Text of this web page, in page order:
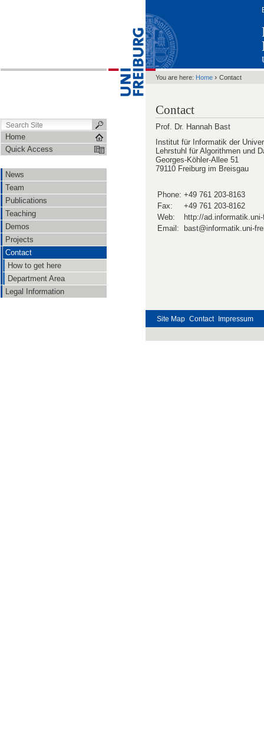
Home
Quick Access
News
Team
Publications
Teaching
Demos
Projects
Contact
How to get here
Department Area
Legal Information
You are here: Home › Contact
Contact
Prof. Dr. Hannah Bast
Institut für Informatik der
Lehrstuhl für Algorithmen und
Georges-Köhler-Allee 51
79110 Freiburg im Breisgau
Phone: +49 761 203-8163
Fax:
+49 761 203-8162
Web:
http://
Email:
Site Map Contact Impressum